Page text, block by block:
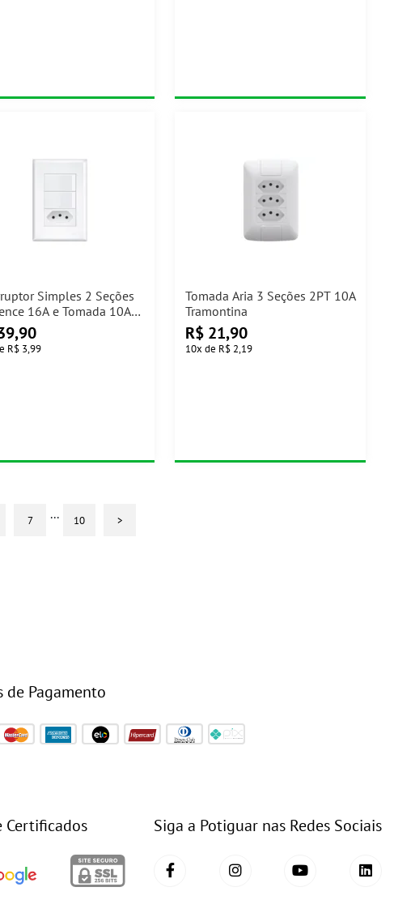
Simples 2 Seções
16A e Tomada 10A
Fame
R$ 3,99
Tomada Aria 3 Seções 2PT 10A
Tramontina
R$ 21,90
10x de R$ 2,19
7 ... 10 >
de Pagamento
Certificados Siga a Potiguar nas Redes Sociais